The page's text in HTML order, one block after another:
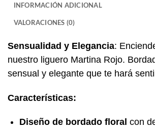
INFORMACIÓN ADICIONAL
VALORACIONES (0)
Sensualidad y Elegancia:
nuestro liguero Martina Rojo.
sensual y elegante que te hará
Características:
Diseño de bordado floral con